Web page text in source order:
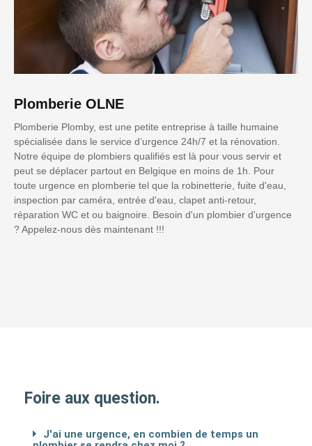
Plomberie OLNE
Plomberie Plomby, est une petite entreprise à taille humaine
spécialisée dans le service d’urgence 24h/7 et la rénovation.
Notre équipe de plombiers qualifiés est là pour vous servir et
peut se déplacer partout en Belgique en moins de 1h. Pour
toute urgence en plomberie tel que la robinetterie, fuite d'eau,
inspection par caméra, entrée d'eau, clapet anti-retour,
réparation WC et ou baignoire. Besoin d'un plombier d'urgence
? Appelez-nous dès maintenant !!!
Foire aux question.
J'ai une urgence, en combien de temps un